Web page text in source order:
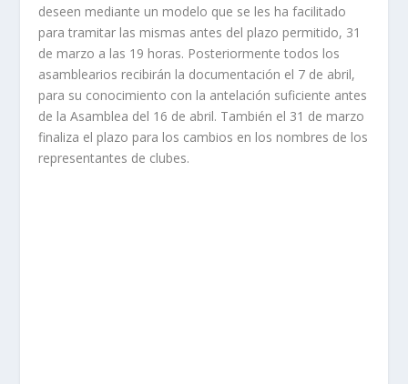
deseen mediante un modelo que se les ha facilitado
para tramitar las mismas antes del plazo permitido, 31
de marzo a las 19 horas. Posteriormente todos los
asamblearios recibirán la documentación el 7 de abril,
para su conocimiento con la antelación suficiente antes
de la Asamblea del 16 de abril. También el 31 de marzo
finaliza el plazo para los cambios en los nombres de los
representantes de clubes.